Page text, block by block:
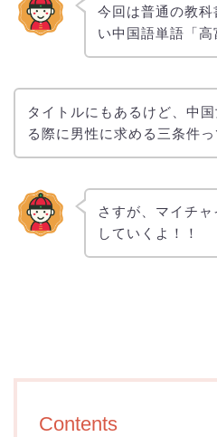
今回は普通の教
い中国語単語「高
タイトルにもあるけど、中
る際に男性に求める三条件っ
さすが、マイチ
していくよ！！
Contents